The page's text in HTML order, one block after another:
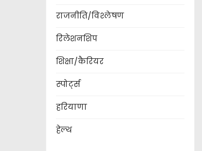
राजनीति/विश्लेषण
रिलेशनशिप
शिक्षा/कैरियर
स्पोर्ट्स
हरियाणा
हेल्थ